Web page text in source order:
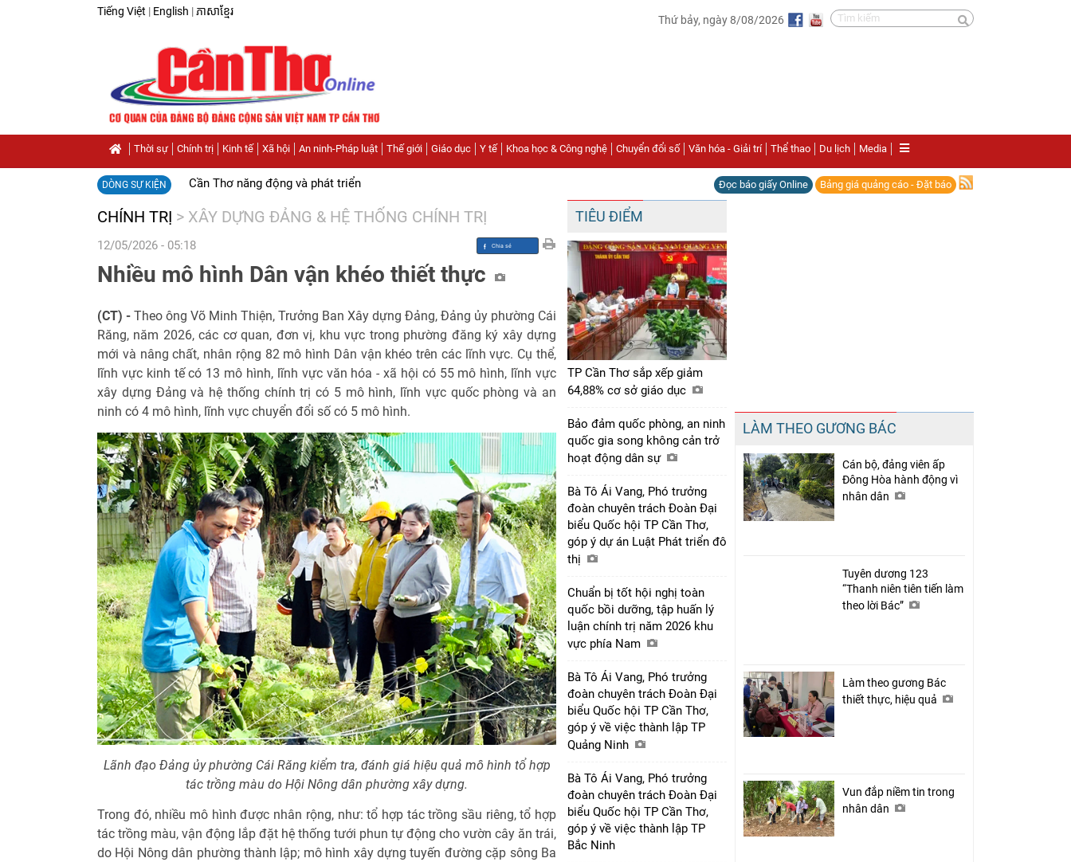
Tiếng Việt | English | ភាសាខ្មែរ
Thứ bảy, ngày 8/08/2026
Thời sự Chính trị Kinh tế Xã hội An ninh-Pháp luật Thế giới Giáo dục Y tế Khoa học & Công nghệ Chuyển đổi số Văn hóa - Giải trí Thể thao Du lịch Media
DÒNG SỰ KIỆN Cần Thơ năng động và phát triển Đọc báo giấy Online Bảng giá quảng cáo - Đặt báo
CHÍNH TRỊ > XÂY DỰNG ĐẢNG & HỆ THỐNG CHÍNH TRỊ
12/05/2026 - 05:18
Chia sẻ
Facebook
Nhiều mô hình Dân vận khéo thiết thực
(CT) - Theo ông Võ Minh Thiện, Trưởng Ban Xây dựng Đảng, Đảng ủy phường Cái
Răng, năm 2026, các cơ quan, đơn vị, khu vực trong phường đăng ký xây dựng
mới và nâng chất, nhân rộng 82 mô hình Dân vận khéo trên các lĩnh vực. Cụ thể,
lĩnh vực kinh tế có 13 mô hình, lĩnh vực văn hóa - xã hội có 55 mô hình, lĩnh vực
xây dựng Đảng và hệ thống chính trị có 5 mô hình, lĩnh vực quốc phòng và an
ninh có 4 mô hình, lĩnh vực chuyển đổi số có 5 mô hình.
Lãnh đạo Đảng ủy phường Cái Răng kiểm tra, đánh giá hiệu quả mô hình tổ hợp
tác trồng màu do Hội Nông dân phường xây dựng.
Trong đó, nhiều mô hình được nhân rộng, như: tổ hợp tác trồng sầu riêng, tổ hợp
tác trồng màu, vận động lắp đặt hệ thống tưới phun tự động cho vườn cây ăn trái,
do Hội Nông dân phường thành lập; mô hình xây dựng tuyến đường cặp sông Ba
TIÊU ĐIỂM
TP Cần Thơ sắp xếp giảm
64,88% cơ sở giáo dục
Bảo đảm quốc phòng, an ninh
quốc gia song không cản trở
hoạt động dân sự
Bà Tô Ái Vang, Phó trưởng
đoàn chuyên trách Đoàn Đại
biểu Quốc hội TP Cần Thơ,
góp ý dự án Luật Phát triển đô
thị
Chuẩn bị tốt hội nghị toàn
quốc bồi dưỡng, tập huấn lý
luận chính trị năm 2026 khu
vực phía Nam
Bà Tô Ái Vang, Phó trưởng
đoàn chuyên trách Đoàn Đại
biểu Quốc hội TP Cần Thơ,
góp ý về việc thành lập TP
Quảng Ninh
Bà Tô Ái Vang, Phó trưởng
đoàn chuyên trách Đoàn Đại
biểu Quốc hội TP Cần Thơ,
góp ý về việc thành lập TP
Bắc Ninh
LÀM THEO GƯƠNG BÁC
Cán bộ, đảng viên ấp
Đông Hòa hành động vì
nhân dân
Tuyên dương 123
“Thanh niên tiên tiến làm
theo lời Bác”
Làm theo gương Bác
thiết thực, hiệu quả
Vun đắp niềm tin trong
nhân dân